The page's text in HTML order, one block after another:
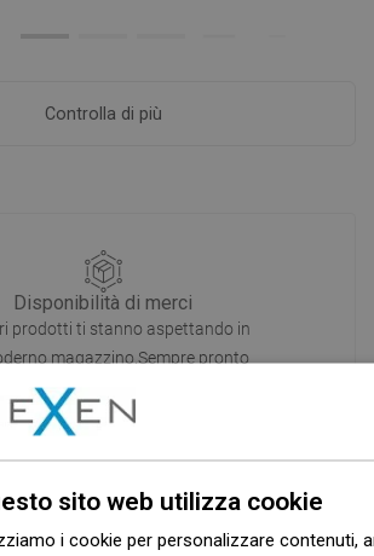
Controlla di più
Disponibilità di merci
prodotti ti stanno aspettando in
magazzino.Sempre pronto
a spedire!
sito web utilizza cookie
i cookie per personalizzare contenuti,